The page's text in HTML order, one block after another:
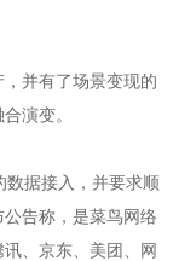
并有了场景变现的
演变。
据接入，并要求顺
告称，是菜鸟网络
、京东、美团、网